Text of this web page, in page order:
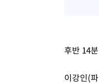
후반 14
이강인(